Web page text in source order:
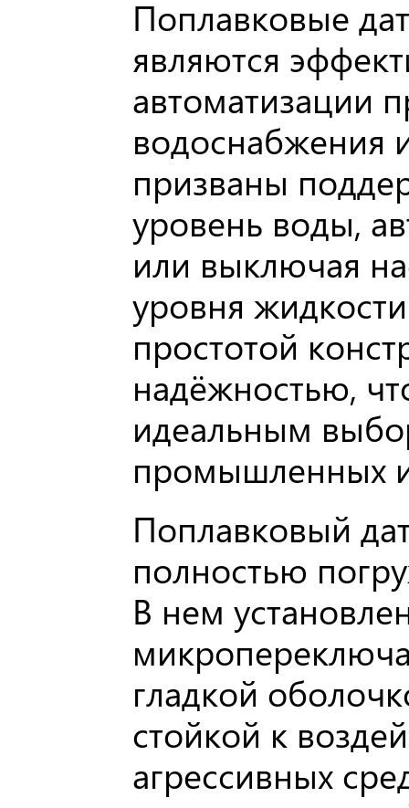
Поплавковые
являются
автоматизации
водоснабжения
призваны
уровень воды,
или выключая
уровня
простотой
надёжностью,
идеальным
промышленных
Поплавковый
полностью
В нем
гладкой
стойкой к
агрессивных